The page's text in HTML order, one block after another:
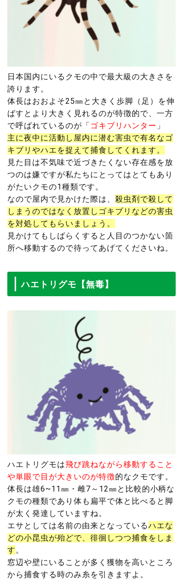
日本国内にいるクモの中で最大級の大きさ を
誇ります。
体長はおおよそ25㎜と大きく歩脚（足）を伸
ばすとより大きく見れるのが特徴的で、一方
で呼ばれているのが「 ゴキブリハンター 」
主に夜中に活動し屋内に潜む害虫で有名なゴ
キブリやハエを捉えて捕食 してくれます。
見た目は不気味で近づきたくない存在感を放
つのは嫌ですが私たちにとってはとてもあり
がたいクモの1種類です。
なので屋内で見かけた際は、 殺虫剤で殺して
しまうのではなく放置しゴキブリなどの害虫
を対処してもらいましょう。
見かけてもしばらくすると人目のつかない箇
所へ移動するので待ってあげてくださいね。
ハエトリグモ【無毒】
ハエトリグモは飛び跳ねながら移動すること
や単眼で目が大きいのが特徴的なクモです。
体長は雄6~11㎜・雌7～12㎜と比較的小柄な
クモの種類であり体も扁平で体と比べると脚
が太く発達していますね。
エサとしては名前の由来となっているハエな
どの小昆虫が殆どで、徘徊しつつ捕食をしま
す。
窓辺や壁にいることが多く獲物を高いところ
から捕食する時のみ糸を引きますよ。